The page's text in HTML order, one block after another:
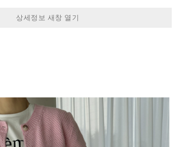
상세정보 새창 열기